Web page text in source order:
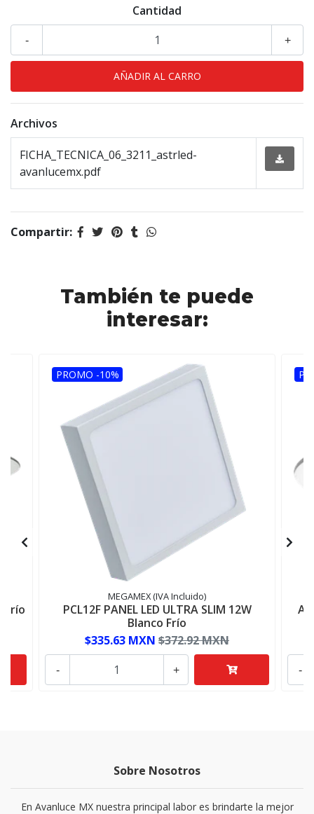
Cantidad
+
-
Archivos
FICHA_TECNICA_06_3211_astrled-
avanlucemx.pdf
Compartir:
También te puede
interesar:
Frío
PROMO -10%
MEGAMEX (IVA Incluido)
PCL12F PANEL LED ULTRA SLIM 12W
Blanco Frío
$335.63 MXN $372.92 MXN
+
- -
Sobre Nosotros
En Avanluce MX nuestra principal labor es brindarte la mejor